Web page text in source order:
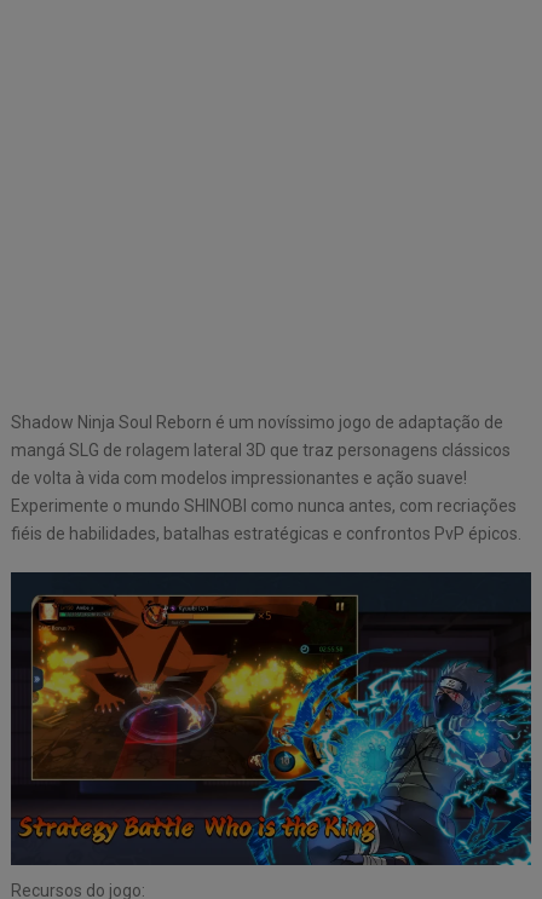
Shadow Ninja Soul Reborn é um novíssimo jogo de adaptação de
mangá SLG de rolagem lateral 3D que traz personagens clássicos
de volta à vida com modelos impressionantes e ação suave!
Experimente o mundo SHINOBI como nunca antes, com recriações
fiéis de habilidades, batalhas estratégicas e confrontos PvP épicos.
Recursos do jogo: